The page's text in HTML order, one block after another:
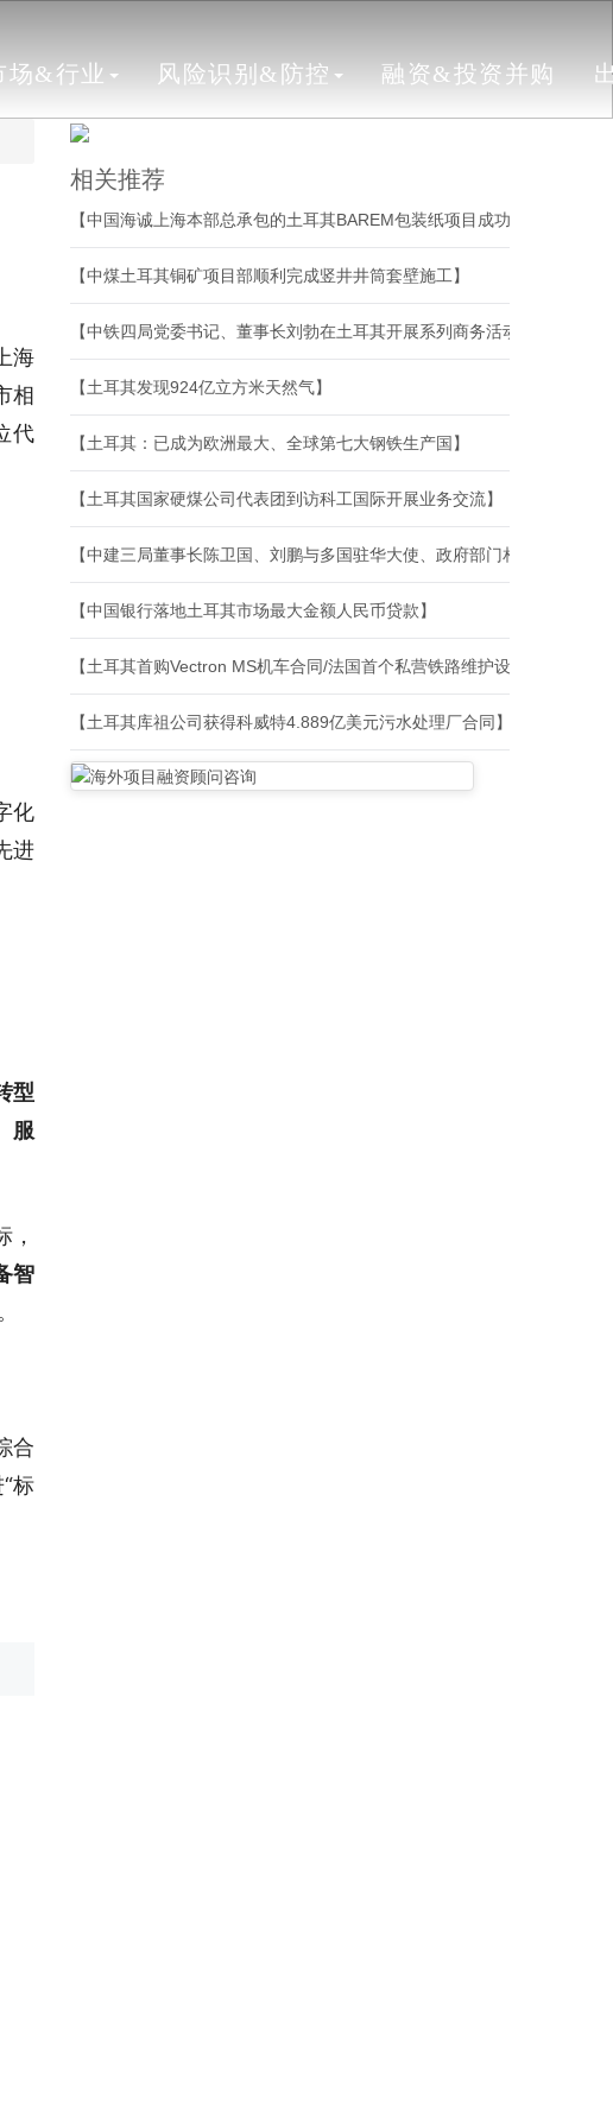
场&行业 风险识别&防控 融资&投资并购
海
相
代
化
进
型
服
，
智
合
标
相关推荐
【中国海诚上海本部总承包的土耳其BAREM包装纸项目成功开机】
【中煤土耳其铜矿项目部顺利完成竖井井筒套壁施工】
【中铁四局党委书记、董事长刘勃在土耳其开展系列商务活动】
【土耳其发现924亿立方米天然气】
【土耳其：已成为欧洲最大、全球第七大钢铁生产国】
【土耳其国家硬煤公司代表团到访科工国际开展业务交流】
【中建三局董事长陈卫国、刘鹏与多国驻华大使、政府部门相关负责人、
【中国银行落地土耳其市场最大金额人民币贷款】
【土耳其首购Vectron MS机车合同/法国首个私营铁路维护设施建设合同/
【土耳其库祖公司获得科威特4.889亿美元污水处理厂合同】